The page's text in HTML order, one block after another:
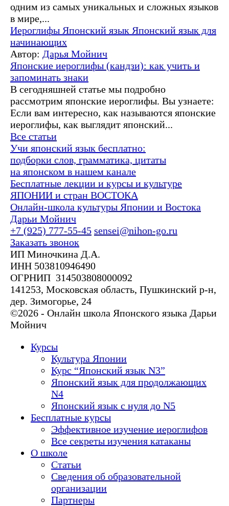
одним из самых уникальных и сложных языков
в мире,...
Иероглифы Японский язык Японский язык для
начинающих
Автор: Дарья Мойнич
Японские иероглифы (кандзи): как учить и
запоминать знаки
В сегодняшней статье мы подробно
рассмотрим японские иероглифы. Вы узнаете:
Если вам интересно, как называются японские
иероглифы, как выглядит японский...
Все статьи
Учи японский язык бесплатно:
подборки слов, грамматика, цитаты
на японском в нашем канале
Бесплатные лекции и курсы и культуре
ЯПОНИИ и стран ВОСТОКА
Онлайн-школа культуры Японии и Востока
Дарьи Мойнич
+7 (925) 777-55-45 sensei@nihon-go.ru
Заказать звонок
ИП Миночкина Д.А.
ИНН 503810946490
ОГРНИП 314503808000092
141253, Московская область, Пушкинский р-н,
дер. Зимогорье, 24
©2026 - Онлайн школа Японского языка Дарьи
Мойнич
Курсы
Культура Японии
Курс “Японский язык N3”
Японский язык для продолжающих
N4
Японский язык с нуля до N5
Бесплатные курсы
Эффективное изучение иероглифов
Все секреты изучения катаканы
О школе
Статьи
Сведения об образовательной
организации
Партнеры